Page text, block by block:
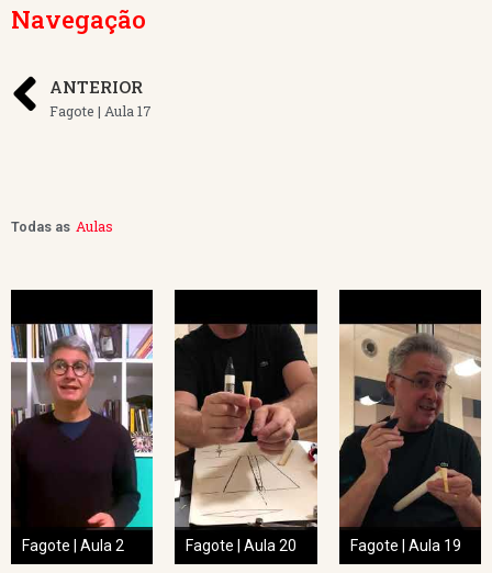
Navegação
ANTERIOR
Fagote | Aula 17
Todas as Aulas
Fagote | Aula 2 Fagote | Aula 20 Fagote | Aula 19